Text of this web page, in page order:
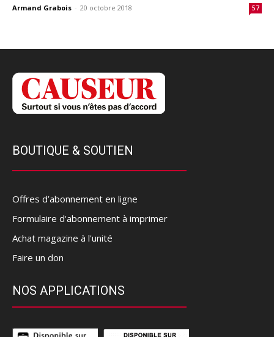
Armand Grabois - 20 octobre 2018 57
BOUTIQUE & SOUTIEN
Offres d’abonnement en ligne
Formulaire d'abonnement à imprimer
Achat magazine à l'unité
Faire un don
NOS APPLICATIONS